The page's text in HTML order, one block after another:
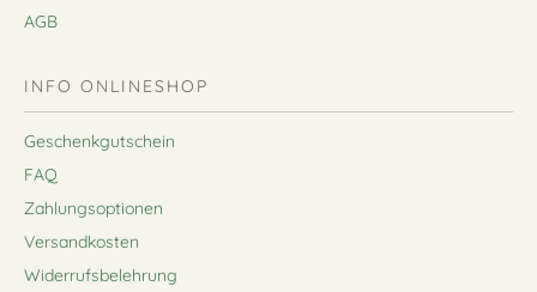
AGB
INFO ONLINESHOP
Geschenkgutschein
FAQ
Zahlungsoptionen
Versandkosten
Widerrufsbelehrung